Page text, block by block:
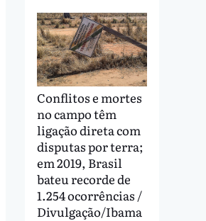
Conflitos e mortes
no campo têm
ligação direta com
disputas por terra;
em 2019, Brasil
bateu recorde de
1.254 ocorrências /
Divulgação/Ibama